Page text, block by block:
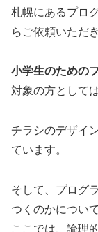
札幌にあるプロ
らご依頼いただ
小学生のための
対象の方として
チラシのデザイ
ています。
そして、プログ
つくのかについ
ここでは、論理